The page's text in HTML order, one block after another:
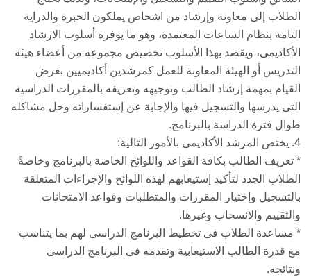
الطلاب إلى معاونة وإرشاد من اشخاص يملكون الخبرة والدراية
التامة بنظام الساعات المعتمدة، وهو ما يوفره أسلوب الارشاد
الأكاديمى، ويقصد بهذا الأسلوب تخصيص مجموعة من أعضاء هيئة
التدريس أو الهيئة المعاونة للعمل كمرشدين أكاديميين بغرض
القيام بمهمة إرشاد الطالب وتوجيهه وتعريفه بالمقررات الدراسية
التى يدرسها والتسجيل فيها والإجابة عن إستفساراته وحل مشاكله
طوال فترة الدراسة بالبرنامج.
4. يختص المرشد الأكاديمى بالأمور التالية:
* تعريف الطالب بكافة القواعد واللوائح الخاصة بالبرنامج وخاصةً
الطلاب الجدد لتأكيد إستيعابهم لهذه اللوائح والإجراءات المتعلقة
بالتسجيل وإختيار المقررات والمتطلبات وقواعد الامتحانات
والتقييم والانسحاب وغيرها.
* مساعدة الطلاب فى تخطيط البرنامج الدراسى لهم بما يتناسب
مع قدرة الطالب الاستيعابية وتقدمه فى البرنامج الدراسى
ونتائجه.